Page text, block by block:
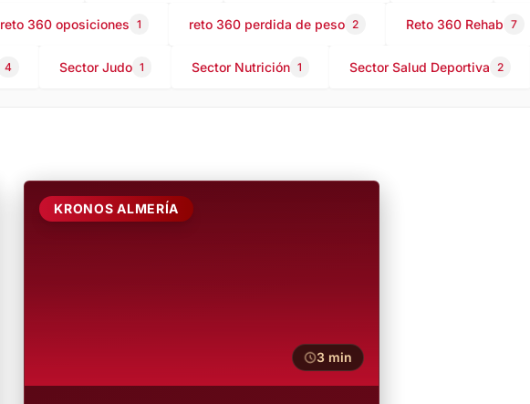
reto 360 oposiciones 1 reto 360 perdida de peso 2 Reto 360 Rehab 7
4 Sector Judo 1 Sector Nutrición 1 Sector Salud Deportiva 2
KRONOS ALMERÍA
3 min